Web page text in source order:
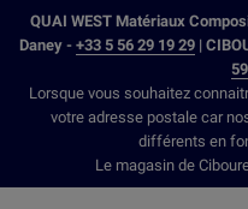
QUAI WEST Matériaux
Daney - +33 5 56 29 19 29|
Lorsque vous souhaitez
votre adresse postale car
différents en
Le magasin de